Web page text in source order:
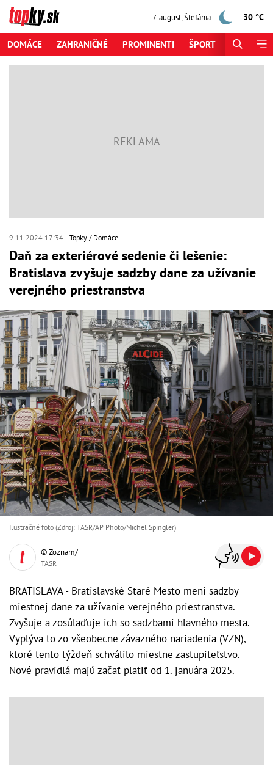
7. august,Štefánia 30 °C
DOMÁCE ZAHRANIČNÉ PROMINENTI ŠPORT
9.11.2024 17:34 Topky Domáce
Daň za exteriérové sedenie či lešenie:
Bratislava zvyšuje sadzby dane za užívanie
verejného priestranstva
Ilustračné foto (Zdroj: TASR/AP Photo/Michel Spingler)
© Zoznam/
TASR
BRATISLAVA - Bratislavské Staré Mesto mení sadzby
miestnej dane za užívanie verejného priestranstva.
Zvyšuje a zosúlaďuje ich so sadzbami hlavného mesta.
Vyplýva to zo všeobecne záväzného nariadenia (VZN),
ktoré tento týždeň schválilo miestne zastupiteľstvo.
Nové pravidlá majú začať platiť od 1. januára 2025.